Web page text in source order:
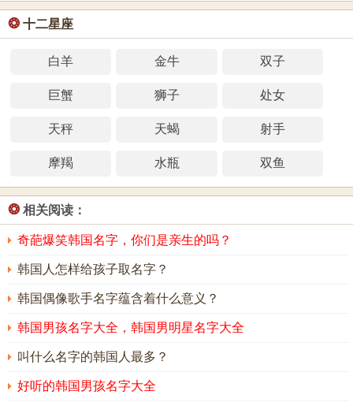
❂ 十二星座
白羊 金牛 双子
巨蟹 狮子 处女
天秤 天蝎 射手
摩羯 水瓶 双鱼
❂ 相关阅读：
奇葩爆笑韩国名字，你们是亲生的吗？
韩国人怎样给孩子取名字？
韩国偶像歌手名字蕴含着什么意义？
韩国男孩名字大全，韩国男明星名字大全
叫什么名字的韩国人最多？
好听的韩国男孩名字大全